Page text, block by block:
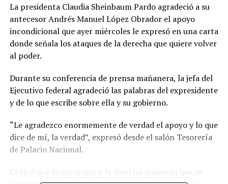
La presidenta Claudia Sheinbaum Pardo agradeció a su
antecesor Andrés Manuel López Obrador el apoyo
incondicional que ayer miércoles le expresó en una carta
donde señala los ataques de la derecha que quiere volver
al poder.
Durante su conferencia de prensa mañanera, la jefa del
Ejecutivo federal agradeció las palabras del expresidente
y de lo que escribe sobre ella y su gobierno.
“Le agradezco enormemente de verdad el apoyo y lo que
dice de mí, la verdad”, expresó desde el salón Tesorería
de Palacio Nacional.
Criticó que la oposición y la derecha quisieran que se